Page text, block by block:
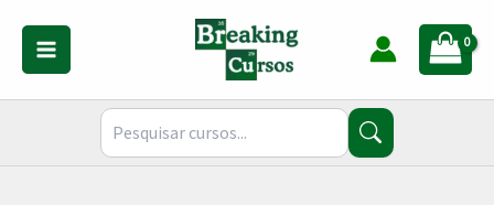
conteúdo